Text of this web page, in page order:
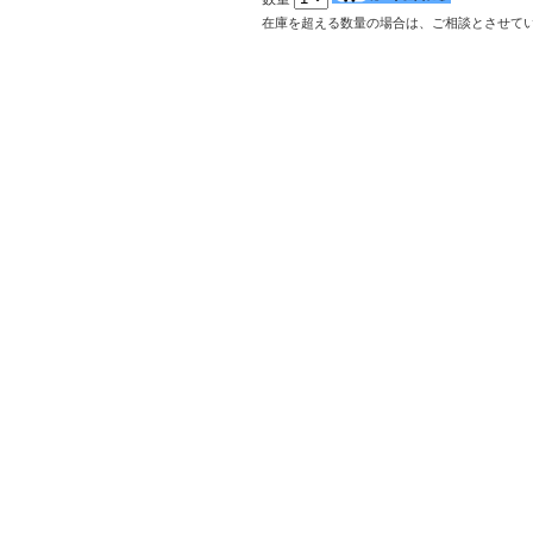
在庫を超える数量の場合は、ご相談とさせて